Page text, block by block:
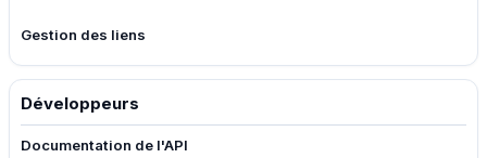
Gestion des liens
Développeurs
Documentation de l'API